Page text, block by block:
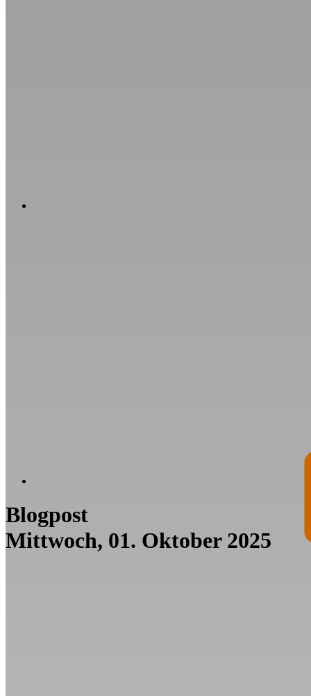
Blogpost
Mittwoch, 01. Oktober 2025